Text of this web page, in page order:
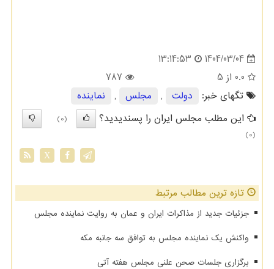
1404/03/04
13:14:53
0.0 از 5
787
تگهای خبر:
دولت , مجلس ,
نماینده
این مطلب مجلس ایران را پسندیدید؟
(0)
(0)
X
تازه ترین مطالب مرتبط
جزئیات جدید از مذاکرات ایران و عمان به روایت نماینده مجلس
واکنش یک نماینده مجلس به توافق سه جانبه مکه
برگزاری جلسات صحن علنی مجلس هفته آتی